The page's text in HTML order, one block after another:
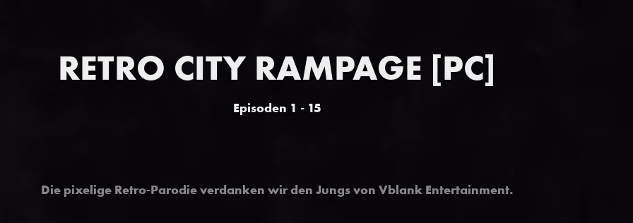
RETRO CITY RAMPAGE [PC]
Episoden 1 - 15
Die pixelige Retro-Parodie verdanken wir den Jungs von Vblank Entertainment.